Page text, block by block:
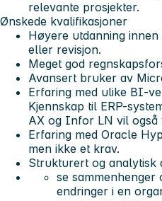
relevante prosjekter.
Ønskede kvalifikasjoner
Høyere utdanning
eller revisjon.
Meget god
Avansert bruker av
Erfaring med ulike BI-
Kjennskap til ERP-
AX og Infor LN vil også
Erfaring med Oracle
men ikke et krav.
Strukturert og analytisk
se sammenhenger
endringer i en